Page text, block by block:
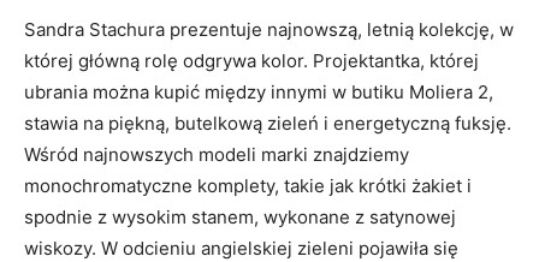
Sandra Stachura prezentuje najnowszą, letnią kolekcję, w
której główną rolę odgrywa kolor. Projektantka, której
ubrania można kupić między innymi w butiku Moliera 2,
stawia na piękną, butelkową zieleń i energetyczną fuksję.
Wśród najnowszych modeli marki znajdziemy
monochromatyczne komplety, takie jak krótki żakiet i
spodnie z wysokim stanem, wykonane z satynowej
wiskozy. W odcieniu angielskiej zieleni pojawiła się